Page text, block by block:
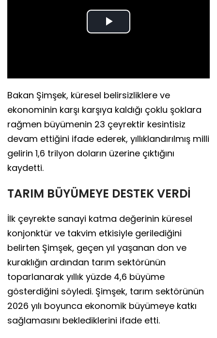
Play
Bakan Şimşek, küresel belirsizliklere ve
ekonominin karşı karşıya kaldığı çoklu şoklara
rağmen büyümenin 23 çeyrektir kesintisiz
devam ettiğini ifade ederek, yıllıklandırılmış milli
gelirin 1,6 trilyon doların üzerine çıktığını
kaydetti.
TARIM BÜYÜMEYE DESTEK VERDİ
İlk çeyrekte sanayi katma değerinin küresel
konjonktür ve takvim etkisiyle gerilediğini
belirten Şimşek, geçen yıl yaşanan don ve
kuraklığın ardından tarım sektörünün
toparlanarak yıllık yüzde 4,6 büyüme
gösterdiğini söyledi. Şimşek, tarım sektörünün
2026 yılı boyunca ekonomik büyümeye katkı
sağlamasını beklediklerini ifade etti.